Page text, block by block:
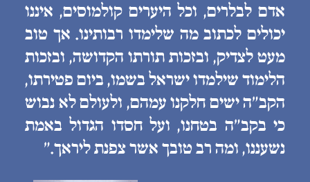
אדם לבלרים, וכל היערים קולמוסים, איננו
יכולים לכתוב מה שלימדו רבותינו. אך טוב
מעט לצדיק, ובזכות תורתו הקדושה, ובזכות
הלימוד שילמדו ישראל בשמו, ביום פטירתו,
הקב״ה ישים חלקנו עמהם, ולעולם לא נבוש
כי בקב״ה בטחנו, ועל חסדו הגדול באמת
נשעננו, ומה רב טובך אשר צפנת ליראך.״